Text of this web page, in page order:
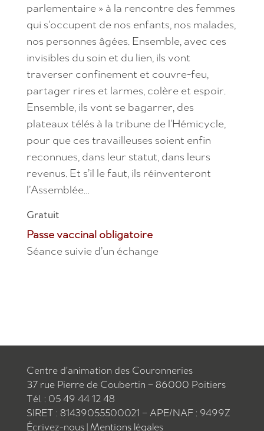
parlementaire » à la rencontre des femmes
qui s’occupent de nos enfants, nos malades,
nos personnes âgées. Ensemble, avec ces
invisibles du soin et du lien, ils vont
traverser confinement et couvre-feu,
partager rires et larmes, colère et espoir.
Ensemble, ils vont se bagarrer, des
plateaux télés à la tribune de l’Hémicycle,
pour que ces travailleuses soient enfin
reconnues, dans leur statut, dans leurs
revenus. Et s’il le faut, ils réinventeront
l’Assemblée…
Gratuit
Passe vaccinal obligatoire
Séance suivie d’un échange
Centre d’animation des Couronneries
37 rue Pierre de Coubertin – 86000 Poitiers
Tél. : 05 49 44 12 48
SIRET : 81439055500021 – APE/NAF : 9499Z
Écrivez-nous|Mentions légales